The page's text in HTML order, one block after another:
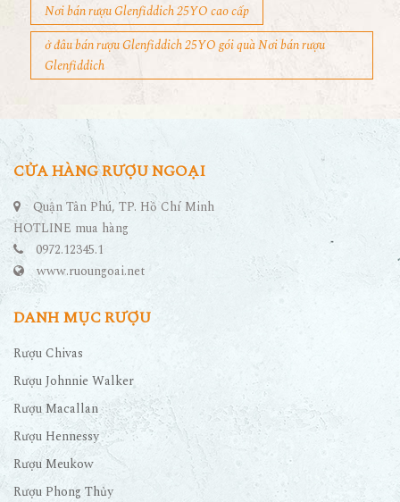
Nơi bán rượu Glenfiddich 25YO cao cấp
ở đâu bán rượu Glenfiddich 25YO gói quà Nơi bán rượu
Glenfiddich
CỬA HÀNG RƯỢU NGOẠI
Quận Tân Phú, TP. Hồ Chí Minh
HOTLINE mua hàng
0972.12345.1
www.ruoungoai.net
DANH MỤC RƯỢU
Rượu Chivas
Rượu Johnnie Walker
Rượu Macallan
Rượu Hennessy
Rượu Meukow
Rượu Phong Thủy